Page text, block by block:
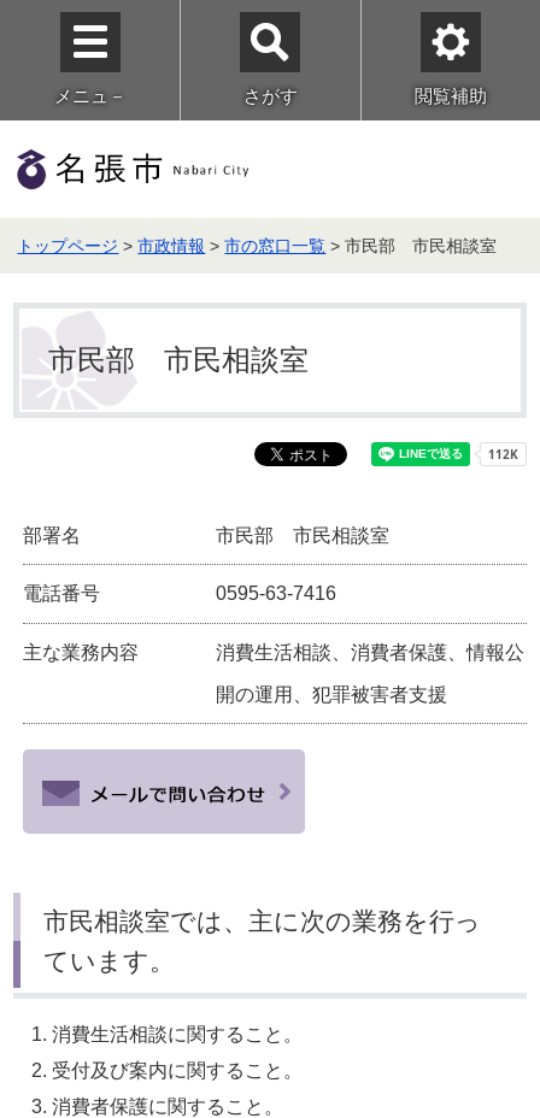
メニュ－ さがす 閲覧補助
トップページ >市政情報 >市の窓口一覧 > 市民部 市民相談室
市民部 市民相談室
部署名 市民部 市民相談室
電話番号 0595-63-7416
主な業務内容 消費生活相談、消費者保護、情報公
開の運用、犯罪被害者支援
市民相談室では、主に次の業務を行っ
ています。
消費生活相談に関すること。
受付及び案内に関すること。
消費者保護に関すること。